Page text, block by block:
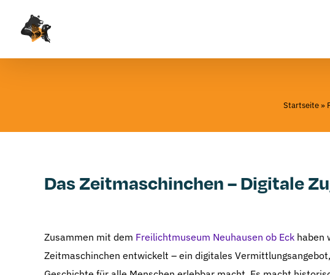
Inhalt
springen
Startseite»
Das Zeitmaschinchen – Digitale
Zusammen mit dem Freilichtmuseum Neuhausen ob Eckhaben
Zeitmaschinchen entwickelt – ein digitales